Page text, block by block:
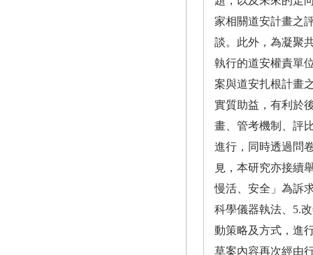
家相關道安計畫之
談。此外，為凝聚
執行的道安權責單
案與道安扎根計畫
實質助益，有利於
畫、管考機制、評
進行，同時透過問
見，本研究亦接續
慢活、安全」為訴
科學儀器執法、5.
動策略及方式，進
草案內容再次經由